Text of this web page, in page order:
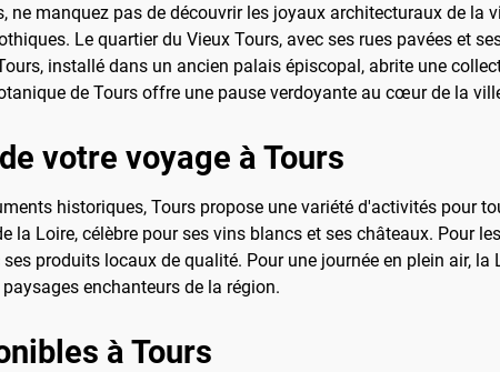
ne manquez pas de découvrir les joyaux architecturaux de
Le quartier du Vieux Tours, avec ses rues pavées et
installé dans un ancien palais épiscopal, abrite une
de Tours offre une pause verdoyante au cœur de la
votre voyage à Tours
historiques, Tours propose une variété d'activités pour
la Loire, célèbre pour ses vins blancs et ses châteaux. Pour
produits locaux de qualité. Pour une journée en plein air,
enchanteurs de la région.
à Tours